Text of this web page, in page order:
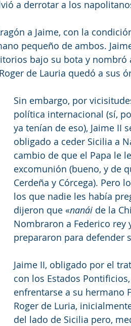
a derrotar a los
a Jaime, con la
pequeño de ambos.
bajo su bota y nombró
de Lauria quedó a sus
Sin embargo, por
política internacional (sí,
ya tenían de eso), Jaime II
obligado a ceder Sicilia a
cambio de que el Papa le
excomunión (bueno, y de
Cerdeña y Córcega). Pero
los que nadie les había
dijeron que «nanái de la
Nombraron a Federico rey
prepararon para defender
Jaime II, obligado por el
con los Estados
enfrentarse a su hermano
Roger de Luria,
del lado de Sicilia pero,